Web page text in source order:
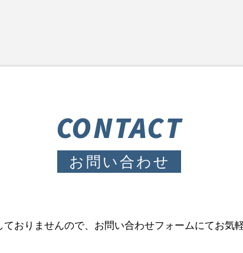
CONTACT
お問い合わせ
おりませんので、お問い合わせフォームにてお気